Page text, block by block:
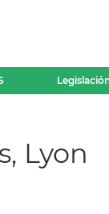
Lyon